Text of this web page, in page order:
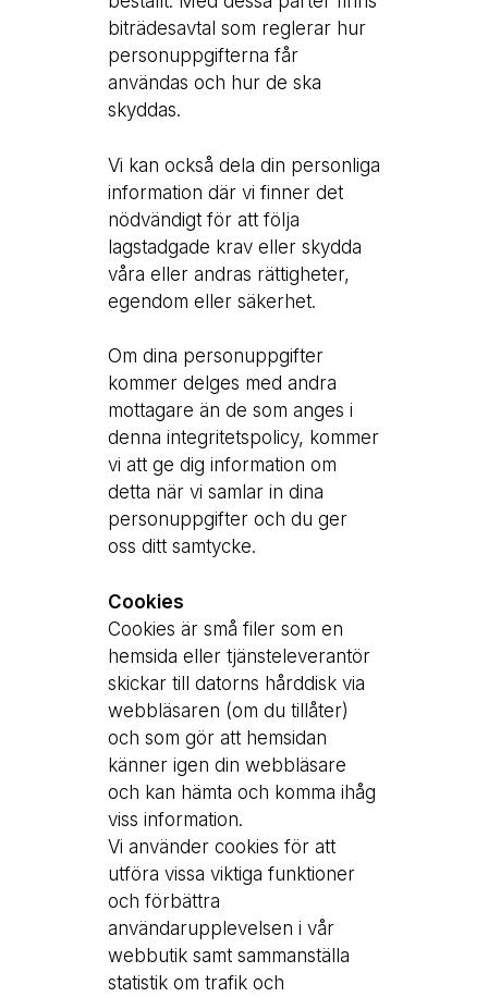
biträdesavtal som reglerar hur
personuppgifterna får
användas och hur de ska
skyddas.
Vi kan också dela din personliga
information där vi finner det
nödvändigt för att följa
lagstadgade krav eller skydda
våra eller andras rättigheter,
egendom eller säkerhet.
Om dina personuppgifter
kommer delges med andra
mottagare än de som anges i
denna integritetspolicy, kommer
vi att ge dig information om
detta när vi samlar in dina
personuppgifter och du ger
oss ditt samtycke.
Cookies
Cookies är små filer som en
hemsida eller tjänsteleverantör
skickar till datorns hårddisk via
webbläsaren (om du tillåter)
och som gör att hemsidan
känner igen din webbläsare
och kan hämta och komma ihåg
viss information.
Vi använder cookies för att
utföra vissa viktiga funktioner
och förbättra
användarupplevelsen i vår
webbutik samt sammanställa
statistik om trafik och